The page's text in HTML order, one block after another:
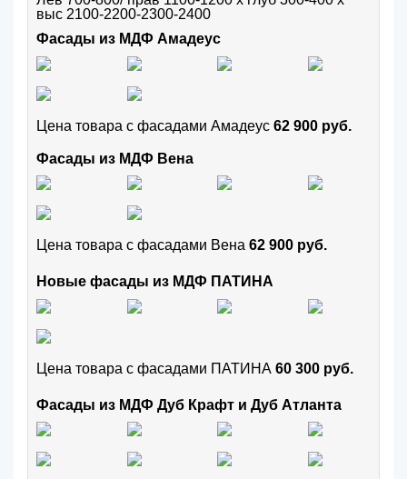
выс 2100-2200-2300-2400
Фасады из МДФ Амадеус
Цена товара с фасадами Амадеус 62 900 руб.
Фасады из МДФ Вена
Цена товара с фасадами Вена 62 900 руб.
Новые фасады из МДФ ПАТИНА
Цена товара с фасадами ПАТИНА 60 300 руб.
Фасады из МДФ Дуб Крафт и Дуб Атланта